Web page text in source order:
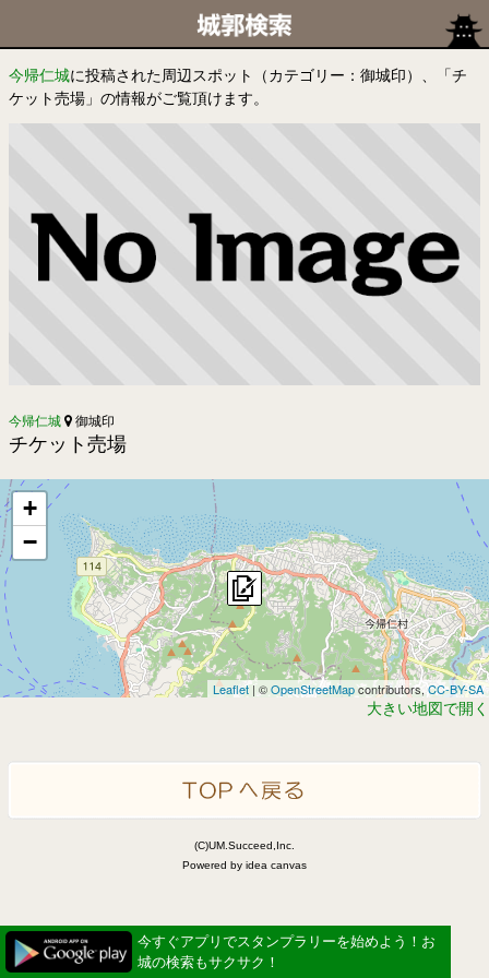
今帰仁城に投稿された周辺スポット（カテゴリー：御城印）、「チ
ケット売場」の情報がご覧頂けます。
今帰仁城 御城印
チケット売場
+
−
Leaflet | ©OpenStreetMapcontributors, CC-BY-SA
大きい地図で開く
(C)UM.Succeed,Inc.
Powered by idea canvas
今すぐアプリでスタンプラリーを始めよう！お
城の検索もサクサク！